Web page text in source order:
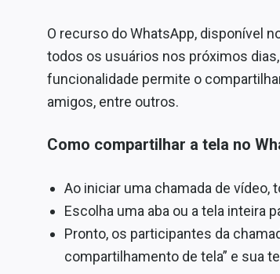
O recurso do WhatsApp, disponível
todos os usuários nos próximos
funcionalidade permite o
amigos, entre outros.
Como compartilhar a tela no
Ao iniciar uma chamada de vídeo,
Escolha uma aba ou a tela inteira
Pronto, os participantes da
compartilhamento de tela” e sua